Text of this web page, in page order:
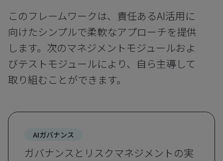
このフレームワークは、責任あるAI活用に
向けたシンプルで柔軟なアプローチを提供
します。次のマネジメントモジュールおよ
びテストモジュールにより、自ら主導して
取り組むことができます。
AIガバナンス
ガバナンスとリスクマネジメントの実